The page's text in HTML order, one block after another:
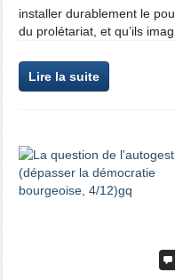
installer durablement le
du prolétariat, et qu’ils
Lire la suite